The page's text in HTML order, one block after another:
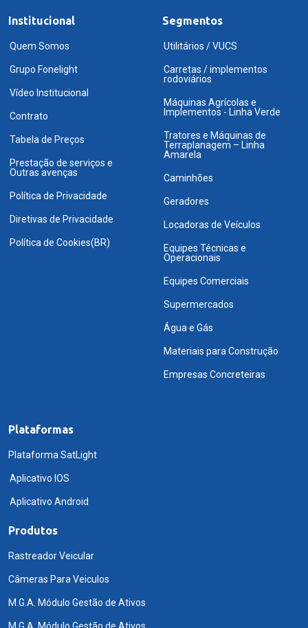
Institucional
Quem Somos
Grupo Fonelight
Vídeo Institucional
Contrato
Tabela de Preços
Prestação de serviços e
Outras avenças
Política de Privacidade
Diretivas de Privacidade
Política de Cookies(BR)
Segmentos
Utilitários / VUCS
Carretas / implementos
rodoviários
Máquinas Agrícolas e
Implementos - Linha Verde
Tratores e Máquinas de
Terraplanagem – Linha
Amarela
Caminhões
Geradores
Locadoras de Veículos
Equipes Técnicas e
Operacionais
Equipes Comerciais
Supermercados
Água e Gás
Materiais para Construção
Empresas Concreteiras
Plataformas
Plataforma SatLight
Aplicativo IOS
Aplicativo Android
Produtos
Rastreador Veicular
Câmeras Para Veiculos
M.G.A. Módulo Gestão de Ativos